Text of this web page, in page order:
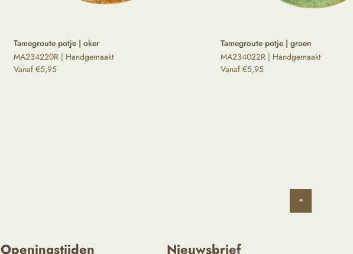
Tamegroute potje | oker
MA234220R | Handgemaakt
Vanaf €5,95
Tamegroute potje | groen
MA234022R | Handgemaakt
Vanaf €5,95
^
Openingstijden Nieuwsbrief